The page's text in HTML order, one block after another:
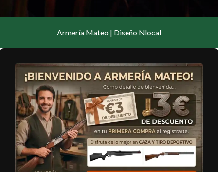
Armería Mateo | Diseño Nlocal